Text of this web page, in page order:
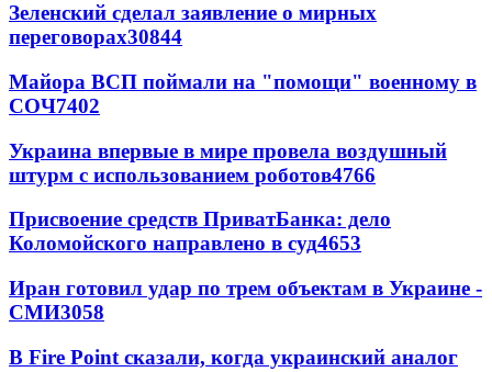
Зеленский сделал заявление о мирных
переговорах30844
Майора ВСП поймали на "помощи" военному в
СОЧ7402
Украина впервые в мире провела воздушный
штурм с использованием роботов4766
Присвоение средств ПриватБанка: дело
Коломойского направлено в суд4653
Иран готовил удар по трем объектам в Украине -
СМИ3058
В Fire Point сказали, когда украинский аналог